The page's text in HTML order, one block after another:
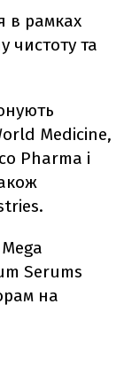
в рамках
чистоту та
Medicine,
Pharma і
Serums
на